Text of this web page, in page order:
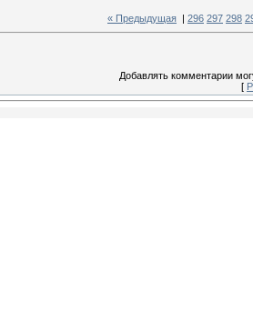
« Предыдущая 296 297 298
Добавлять комментарии
[